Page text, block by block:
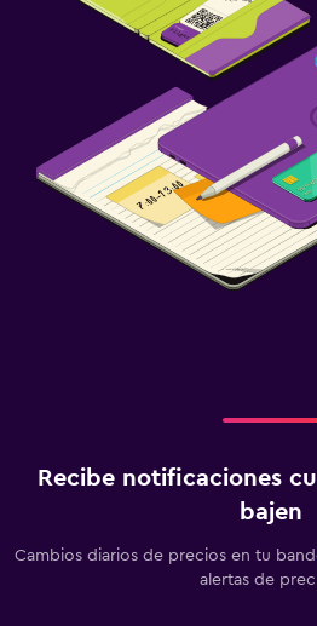
Recibe notificaciones
bajen
Cambios diarios de precios en tu
alertas de